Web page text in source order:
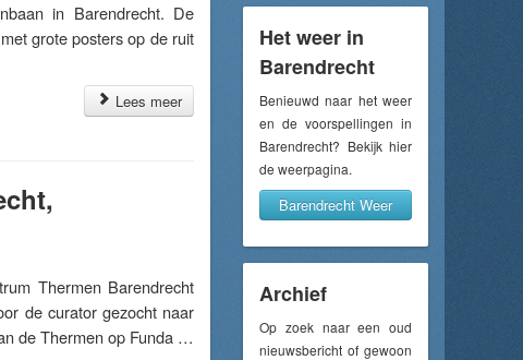
in Barendrecht. De
grote posters op de ruit
Lees meer
Thermen Barendrecht
de curator gezocht naar
de Thermen op Funda …
Het weer in
Barendrecht
Benieuwd naar het weer
en de voorspellingen in
Barendrecht? Bekijk hier
de weerpagina.
Barendrecht Weer
Archief
Op zoek naar een oud
nieuwsbericht of gewoon